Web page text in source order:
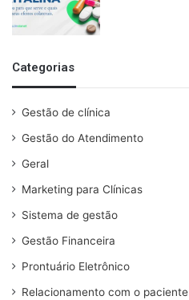
Categorias
Gestão de clínica
Gestão do Atendimento
Geral
Marketing para Clínicas
Sistema de gestão
Gestão Financeira
Prontuário Eletrônico
Relacionamento com o paciente